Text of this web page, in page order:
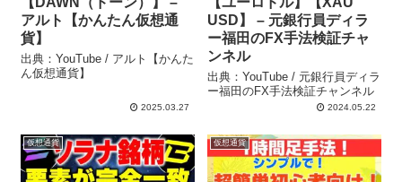
アルト【かんたん仮想通
貨】
出典：YouTube / アルト【かんた
ん仮想通貨】
2025.03.27
USD】 – 元銀行員ディラ
ー福田のFX手法検証チャ
ンネル
出典：YouTube / 元銀行員ディラ
ー福田のFX手法検証チャンネル
2024.05.22
仮想通貨 仮想通貨